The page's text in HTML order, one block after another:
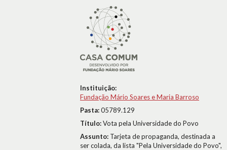
Instituição:
Fundação Mário Soares e Maria Barroso
Pasta:05789.129
Título:Vota pela Universidade do Povo
Assunto: Tarjeta de propaganda, destinada a
ser colada, da lista "Pela Universidade do Povo",